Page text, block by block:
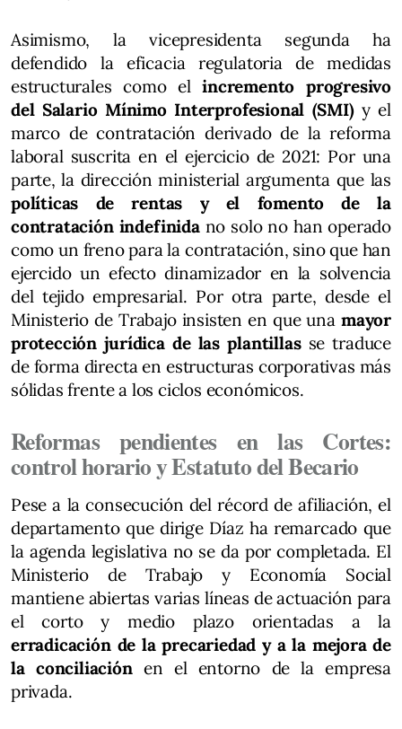
Asimismo, la vicepresidenta segunda ha
defendido la eficacia regulatoria de medidas
estructurales como elincremento progresivo
del Salario Mínimo Interprofesional (SMI)y el
marco de contratación derivado de la reforma
laboral suscrita en el ejercicio de 2021: Por una
parte, la dirección ministerial argumenta que las
políticas de rentas y el fomento de la
contratación indefinida no solo no han operado
como un freno para la contratación, sino que han
ejercido un efecto dinamizador en la solvencia
del tejido empresarial. Por otra parte, desde el
Ministerio de Trabajo insisten en que unamayor
protección jurídica de las plantillas se traduce
de forma directa en estructuras corporativas más
sólidas frente a los ciclos económicos.
Reformas pendientes en las Cortes:
control horario y Estatuto del Becario
Pese a la consecución del récord de afiliación, el
departamento que dirige Díaz ha remarcado que
la agenda legislativa no se da por completada. El
Ministerio de Trabajo y Economía Social
mantiene abiertas varias líneas de actuación para
el corto y medio plazo orientadas a la
erradicación de la precariedad y a la mejora de
la conciliaciónen el entorno de la empresa
privada.